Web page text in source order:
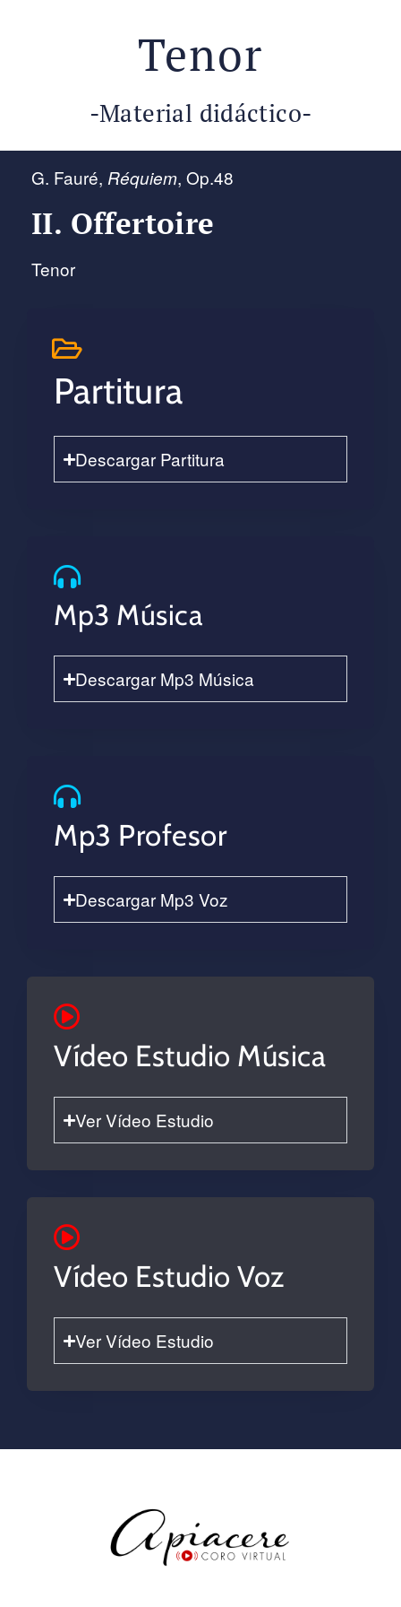
Tenor
-Material didáctico-
G. Fauré, Réquiem, Op.48
II. Offertoire
Tenor
Partitura
Descargar Partitura
Mp3 Música
Descargar Mp3 Música
Mp3 Profesor
Descargar Mp3 Voz
Vídeo Estudio Música
Ver Vídeo Estudio
Vídeo Estudio Voz
Ver Vídeo Estudio